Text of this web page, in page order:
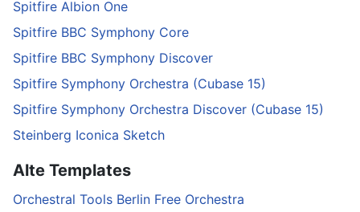
Spitfire Albion One
Spitfire BBC Symphony Core
Spitfire BBC Symphony Discover
Spitfire Symphony Orchestra (Cubase 15)
Spitfire Symphony Orchestra Discover (Cubase 15)
Steinberg Iconica Sketch
Alte Templates
Orchestral Tools Berlin Free Orchestra